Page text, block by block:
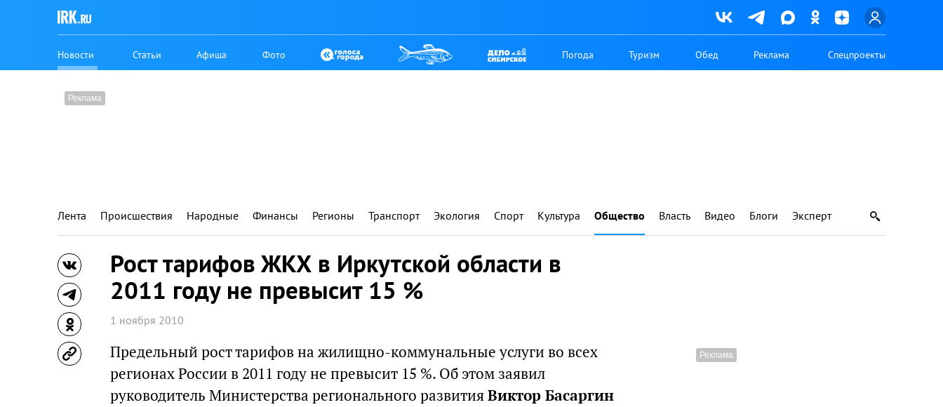
Новости Статьи Афиша Фото Погода Туризм Обед Реклама Спецпроекты
Лента Происшествия Народные Финансы Регионы Транспорт Экология Спорт Культура Общество Власть Видео Блоги Эксперт
Рост тарифов ЖКХ в Иркутской области в
2011 году не превысит 15 %
1 ноября 2010
Предельный рост тарифов на жилищно-коммунальные услуги во всех
регионах России в 2011 году не превысит 15 %. Об этом заявил
руководитель Министерства регионального развитияВиктор Басаргин